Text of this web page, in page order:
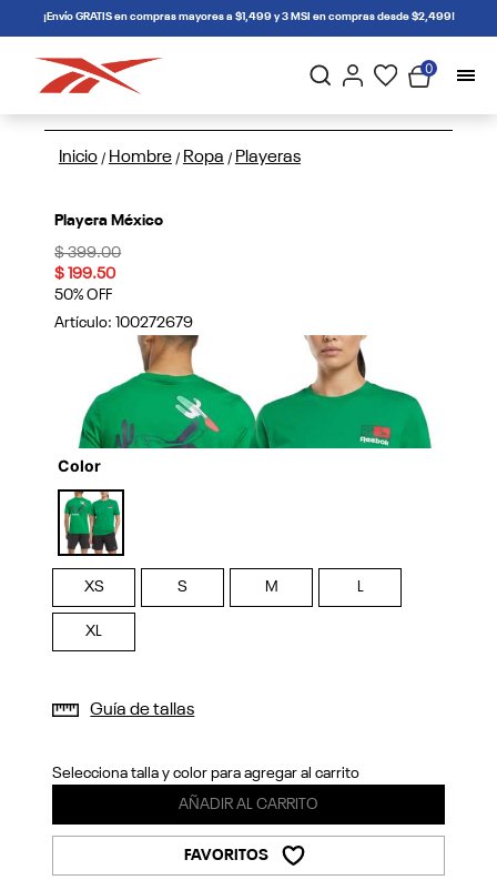
connectif¡Envío GRATIS en compras mayores a $1,499 y 3 MSI en compras desde $2,499!
0
Inicio / Hombre / Ropa / Playeras
Playera México
Price reduced from
$ 399.00to
$ 199.50
50% OFF
Artículo: 100272679
Previous
Color
selected
XS S M L
XL
Guía de tallas
Selecciona talla y color para agregar al carrito
AÑADIR AL CARRITO
FAVORITOS